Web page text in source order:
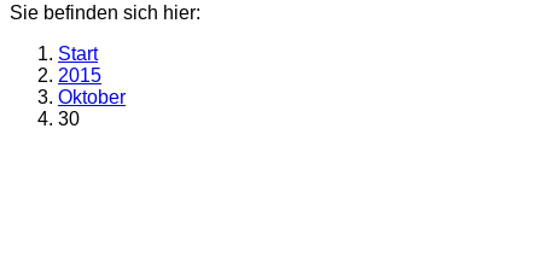
Sie befinden sich hier:
Start
2015
Oktober
30